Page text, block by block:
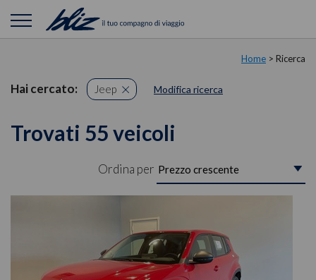
Home > Ricerca
Hai cercato: Jeep Modifica ricerca
Trovati 55 veicoli
Ordina per